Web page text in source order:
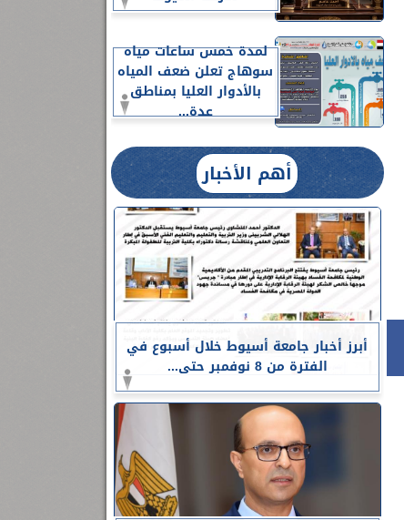
لمدة خمس ساعات مياه
سوهاج تعلن ضعف المياه
بالأدوار العليا بمناطق
عدة...
أهم الأخبار
أبرز أخبار جامعة أسيوط خلال أسبوع في
الفترة من 8 نوفمبر حتى...